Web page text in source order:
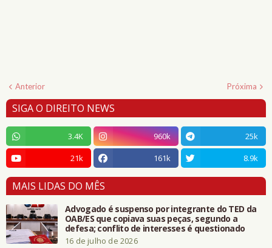
Anterior Próxima
SIGA O DIREITO NEWS
3.4K 960k
25k
21k
161k 8.9k
MAIS LIDAS DO MÊS
Advogado é suspenso por integrante do TED da
OAB/ES que copiava suas peças, segundo a
defesa; conflito de interesses é questionado
16 de julho de 2026